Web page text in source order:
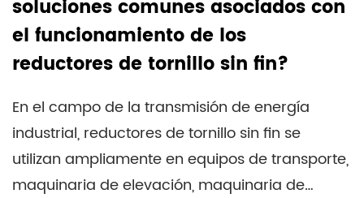
soluciones comunes asociados con
el funcionamiento de los
reductores de tornillo sin fin?
En el campo de la transmisión de energía
industrial, reductores de tornillo sin fin se
utilizan ampliamente en equipos de transporte,
maquinaria de elevación, maquinaria de